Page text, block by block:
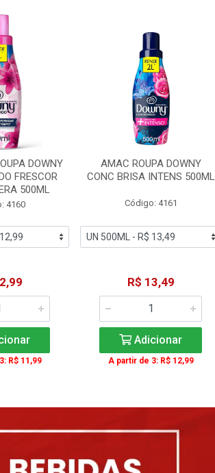
DOWNY
FRESCOR
500ML
4160
R$ 11,99
AMAC ROUPA DOWNY
CONC BRISA INTENS 500ML
Código: 4161
R$ 13,49
Adicionar
A partir de 3: R$ 12,99